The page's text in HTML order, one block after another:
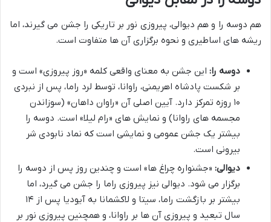
هم دوسه را و هم دیوالی، پیروزی نور بر تاریکی را جشن می گیرند، اما
ریشه های اساطیری و نحوه برگزاری آن ها متفاوت است.
دوسه را: این جشن به معنای واقعی کلمه «روز پیروزی» است و
بر شکست پادشاه اهریمنی، راوانا، توسط لرد راما، پس از نبردی
۱۰ روزه تمرکز دارد. آیین اصلی آن «راوان داهان» (سوزاندن
مجسمه های راوانا) و نمایش های «رام لیلا» است. دوسه را
بیشتر یک جشن عمومی و نمایشی است که نماد نابودی شر
بیرونی است.
دیوالی: «جشنواره چراغ ها» است و چندین روز پس از دوسه را
برگزار می شود. دیوالی نیز پیروزی راما را جشن می گیرد، اما
بیشتر بر بازگشت راما، سیتا و لاکشمانا به آیودیا پس از ۱۴
سال تبعید و پیروزی آن ها بر راوانا، و همچنین پیروزی نور بر